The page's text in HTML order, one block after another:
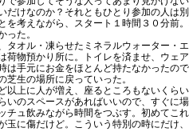
だけなのか？それともひとり参加の人は
を考えながら、スタート１時間３０分前
った。
タオル・凍らせたミネラルウォーター・
荷物預かり所に。トイレを済ませ、ウェ
は手元にお金をほとんど持たなかったの
芝生の場所に戻っていった。
以上に人が増え、座るところもないくら
いのスペースがあればいいので、すぐに場
チュ飲みながら時間をつぶす。初めてこ
玉に傷だけど。こういう特別の時にだけ、